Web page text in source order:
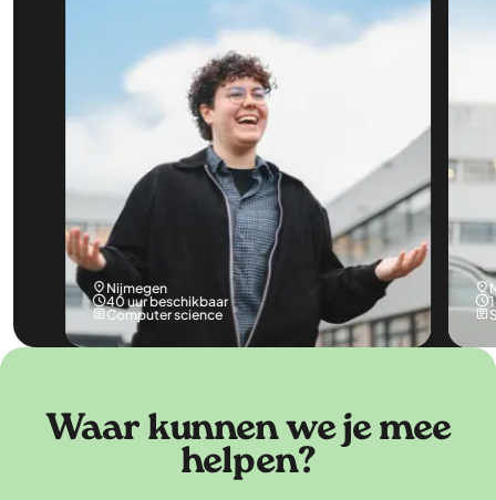
Nijmegen
40 uur beschikbaar
Computer science
Waar kunnen we je mee
helpen?